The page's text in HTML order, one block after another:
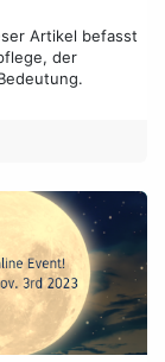
Artikel befasst
der